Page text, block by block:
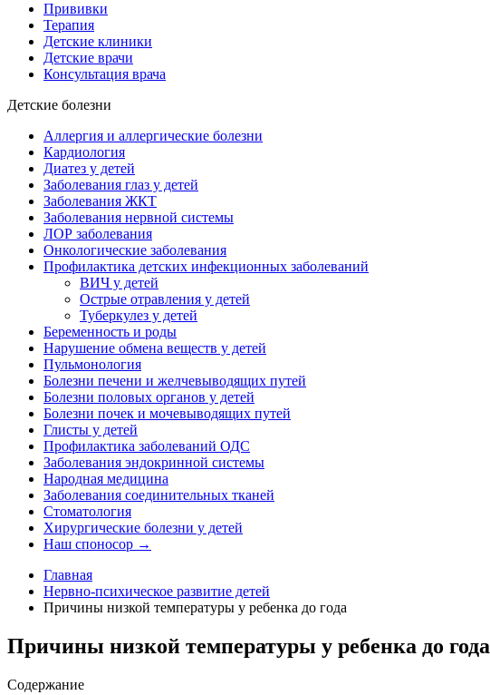
Прививки
Терапия
Детские клиники
Детские врачи
Консультация врача
Детские болезни
Аллергия и аллергические болезни
Кардиология
Диатез у детей
Заболевания глаз у детей
Заболевания ЖКТ
Заболевания нервной системы
ЛОР заболевания
Онкологические заболевания
Профилактика детских инфекционных заболеваний
ВИЧ у детей
Острые отравления у детей
Туберкулез у детей
Беременность и роды
Нарушение обмена веществ у детей
Пульмонология
Болезни печени и желчевыводящих путей
Болезни половых органов у детей
Болезни почек и мочевыводящих путей
Глисты у детей
Профилактика заболеваний ОДС
Заболевания эндокринной системы
Народная медицина
Заболевания соединительных тканей
Стоматология
Хирургические болезни у детей
Наш споносор →
Главная
Нервно-психическое развитие детей
Причины низкой температуры у ребенка до года
Причины низкой температуры у ребенка до года
Содержание